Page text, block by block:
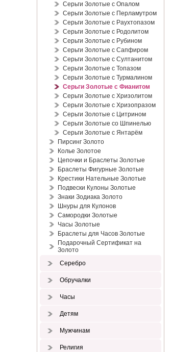
Серьги Золотые с Опалом
Серьги Золотые с Перламутром
Серьги Золотые с Раухтопазом
Серьги Золотые с Родолитом
Серьги Золотые с Рубином
Серьги Золотые с Сапфиром
Серьги Золотые с Султанитом
Серьги Золотые с Топазом
Серьги Золотые с Турмалином
Серьги Золотые с Фианитом
Серьги Золотые с Хризолитом
Серьги Золотые с Хризопразом
Серьги Золотые с Цитрином
Серьги Золотые со Шпинелью
Серьги Золотые с Янтарём
Пирсинг Золото
Колье Золотое
Цепочки и Браслеты Золотые
Браслеты Фигурные Золотые
Крестики Нательные Золотые
Подвески Кулоны Золотые
Знаки Зодиака Золото
Шнуры для Кулонов
Самородки Золотые
Часы Золотые
Браслеты для Часов Золотые
Подарочный Сертификат на
Золото
Серебро
Обручалки
Часы
Детям
Мужчинам
Религия